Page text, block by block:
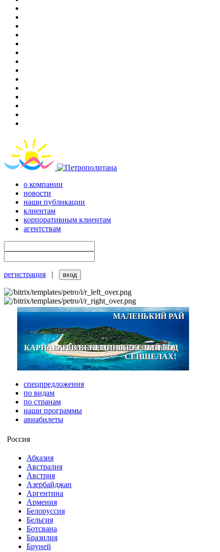
о компании
новости
наши публикации
клиентам
корпоративным клиентам
агентствам
регистрация |
ОКУНИТЕСЬ В СКАЗКУ!
ЗИМНЕЕ ПРОМО!
PREMIUM ALL-INCLUSIVE НА
СЕЙШЕЛАХ!
КАРНАВАЛ В ВЕНЕЦИИ КРУГЛЫЙ ГОД
МАЛЕНЬКИЙ РАЙ
спецпредложения
по видам
по странам
наши программы
авиабилеты
Россия
Абхазия
Австралия
Австрия
Азербайджан
Аргентина
Армения
Белоруссия
Бельгия
Ботсвана
Бразилия
Бруней